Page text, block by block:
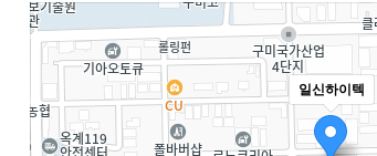
일신하이텍